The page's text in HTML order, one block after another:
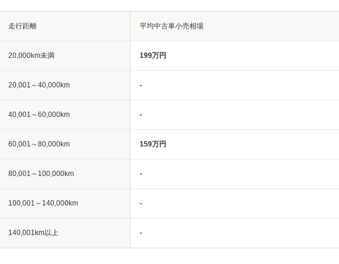
走行距離 平均中古車小売相場
20,000km未満 199万円
20,001～40,000km -
40,001～60,000km -
60,001～80,000km 159万円
80,001～100,000km -
100,001～140,000km -
140,001km以上 -